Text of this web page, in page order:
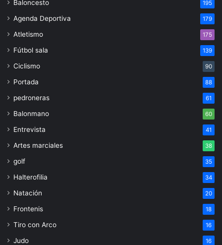
Baloncesto 195
Agenda Deportiva 179
Atletismo 175
Fútbol sala 139
Ciclismo 90
Portada 88
pedroneras 61
Balonmano 60
Entrevista 41
Artes marciales 38
golf 35
Halterofilia 34
Natación 20
Frontenis 18
Tiro con Arco 16
Judo 16